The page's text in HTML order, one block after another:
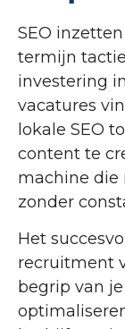
SEO
termijn
investering
vacatures
lokale SEO
content te
machine die
zonder
Het
recruitment
begrip van